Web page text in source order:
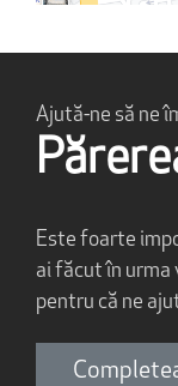
Ajută-ne să ne
Este foarte
ai făcut în urma
pentru că ne